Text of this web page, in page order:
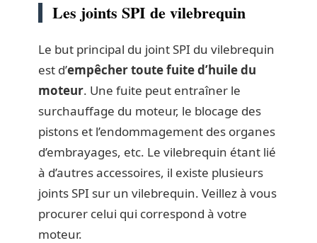
Les joints SPI de vilebrequin
Le but principal du joint SPI du vilebrequin
est d’empêcher toute fuite d’huile du
moteur. Une fuite peut entraîner le
surchauffage du moteur, le blocage des
pistons et l’endommagement des organes
d’embrayages, etc. Le vilebrequin étant lié
à d’autres accessoires, il existe plusieurs
joints SPI sur un vilebrequin. Veillez à vous
procurer celui qui correspond à votre
moteur.